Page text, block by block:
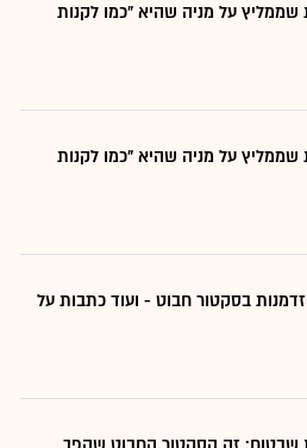
על מניה שהיא "כמו לקנות
על מניה שהיא "כמו לקנות
בסקטור חבוט - ועוד כתבות על